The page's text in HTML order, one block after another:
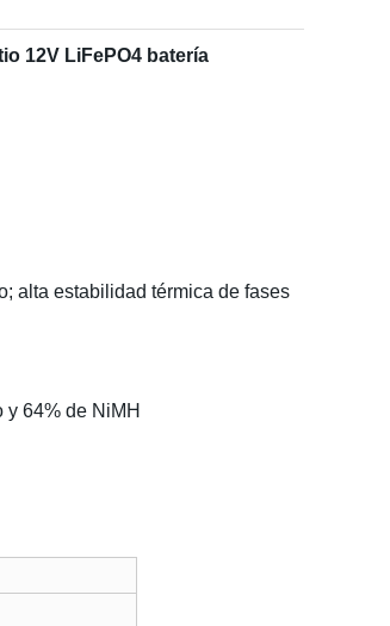
12V LiFePO4 batería
alta estabilidad térmica de fases
y 64% de NiMH